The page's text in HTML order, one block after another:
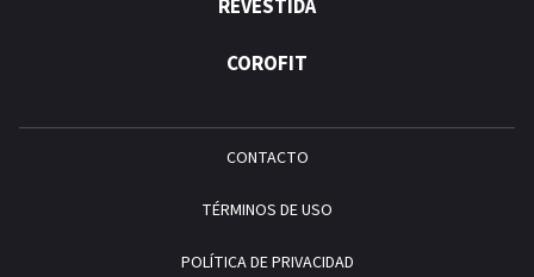
REVESTIDA
COROFIT
CONTACTO
TÉRMINOS DE USO
POLÍTICA DE PRIVACIDAD